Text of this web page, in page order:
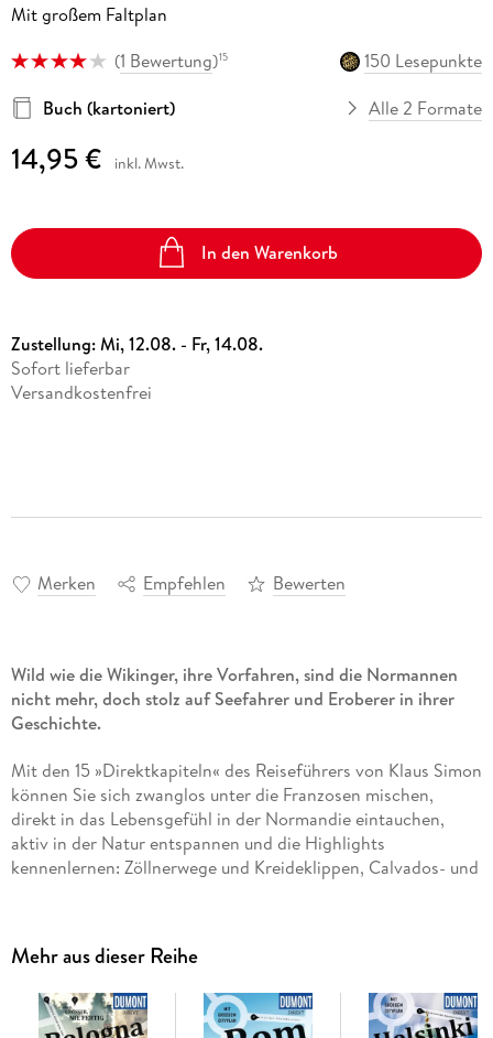
Mit großem Faltplan
(1 Bewertung)15
150 Lesepunkte
Buch (kartoniert)
Alle 2 Formate
14,95 € inkl. Mwst.
In den Warenkorb
Zustellung:Mi, 12.08. - Fr, 14.08.
Sofort lieferbar
Versandkostenfrei
Merken Empfehlen Bewerten
Wild wie die Wikinger, ihre Vorfahren, sind die Normannen
nicht mehr, doch stolz auf Seefahrer und Eroberer in ihrer
Geschichte.
Mit den 15 »Direktkapiteln« des Reiseführers von Klaus Simon
können Sie sich zwanglos unter die Franzosen mischen,
direkt in das Lebensgefühl in der Normandie eintauchen,
aktiv in der Natur entspannen und die Highlights
kennenlernen: Zöllnerwege und Kreideklippen, Calvados- und
Rouen und den Klosterberg Mont St-Michel.
In eigenen Kapiteln erfahren Sie, wo es sich in fremden
Mehr aus dieser Reihe